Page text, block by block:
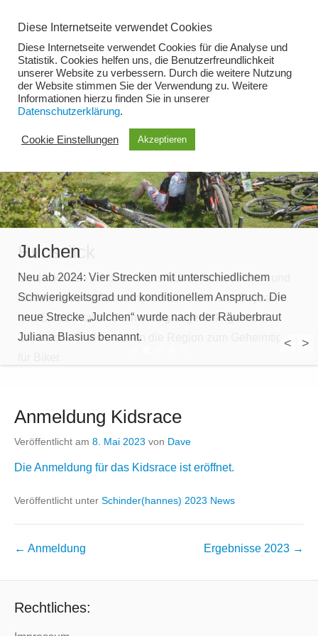
Inhalt
springen
Menü
Julchen
Neu ab 2024: Vier Strecken mit unterschiedlichem
Schwierigkeitsgrad und konditionellem Anspruch. Die
neue Strecke „Julchen“ wurde nach der Räuberbraut
Juliana Blasius benannt.
Hunsrück
Entdecke den schönen Hunsrück zwischen Rhein und
Mosel mit dem Mountainbike. Die Täler von Baybach-
und Ehrbachtal sind ein einzigartiger Bikegenuss!
Zahlreiche Trails machen die Region zum Geheimtipp< >
Anmeldung Kidsrace
Veröffentlicht am 8. Mai 2023 von Dave
Die Anmeldung für das Kidsrace ist eröffnet.
Veröffentlicht unter Schinder(hannes) 2023 News
Beitragsnavigation
← Anmeldung Ergebnisse 2023 →
Rechtliches:
Diese Internetseite verwendet Cookies
Diese Internetseite verwendet Cookies für die Analyse und
Statistik. Cookies helfen uns, die Benutzerfreundlichkeit
unserer Website zu verbessern. Durch die weitere Nutzung
der Website stimmen Sie der Verwendung zu. Weitere
Informationen hierzu finden Sie in unserer
Datenschutzerklärung.
Cookie Einstellungen Akzeptieren